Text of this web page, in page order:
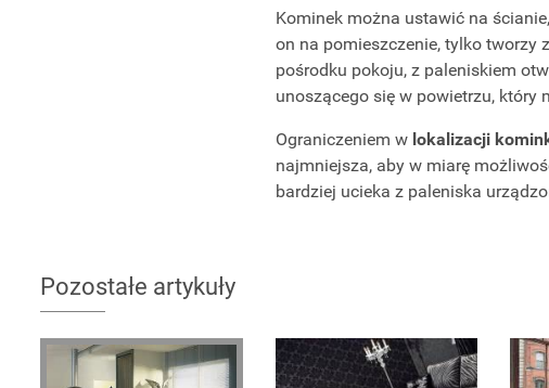
Kominek można ustawić na
on na pomieszczenie, tylko tworzy
pośrodku pokoju, z paleniskiem
unoszącego się w powietrzu, który
Ograniczeniem w lokalizacji
najmniejsza, aby w miarę
bardziej ucieka z paleniska
Pozostałe artykuły